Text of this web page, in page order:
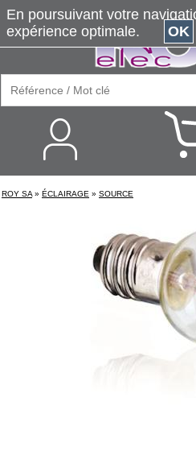
ROY SA » ÉCLAIRAGE » SOURCE
En poursuivant votre
expérience optimale.
OK